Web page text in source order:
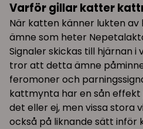
Varför gillar katter
När katten känner lukten
ämne som heter
Signaler skickas till hjärnan i
tror att detta ämne
feromoner och
kattmynta har en sån
det eller ej, men vissa stora
också på liknande sätt inför